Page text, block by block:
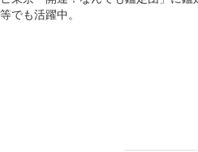
等でも活躍中。